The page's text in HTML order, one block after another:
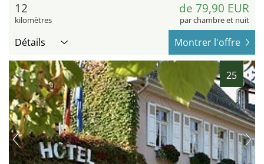
12
kilomètres
de 79,90 EUR
par chambre et nuit
Détails Montrer l'offre
25